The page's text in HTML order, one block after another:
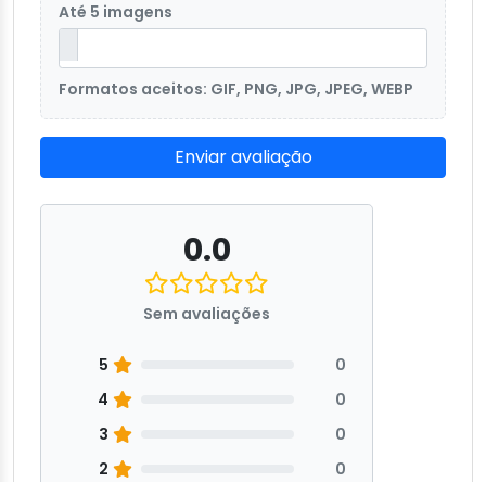
Até 5 imagens
Formatos aceitos: GIF, PNG, JPG, JPEG, WEBP
Enviar avaliação
0.0
Sem avaliações
5
0
4
0
3
0
2
0